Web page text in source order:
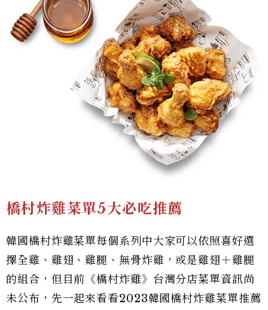
橋村炸雞菜單5大必吃推薦
韓國橋村炸雞菜單每個系列中大家可以依照喜好選
擇全雞、雞翅、雞腿、無骨炸雞，或是雞翅＋雞腿
的組合，但目前《橋村炸雞》台灣分店菜單資訊尚
未公布，先一起來看看2023韓國橋村炸雞菜單推薦